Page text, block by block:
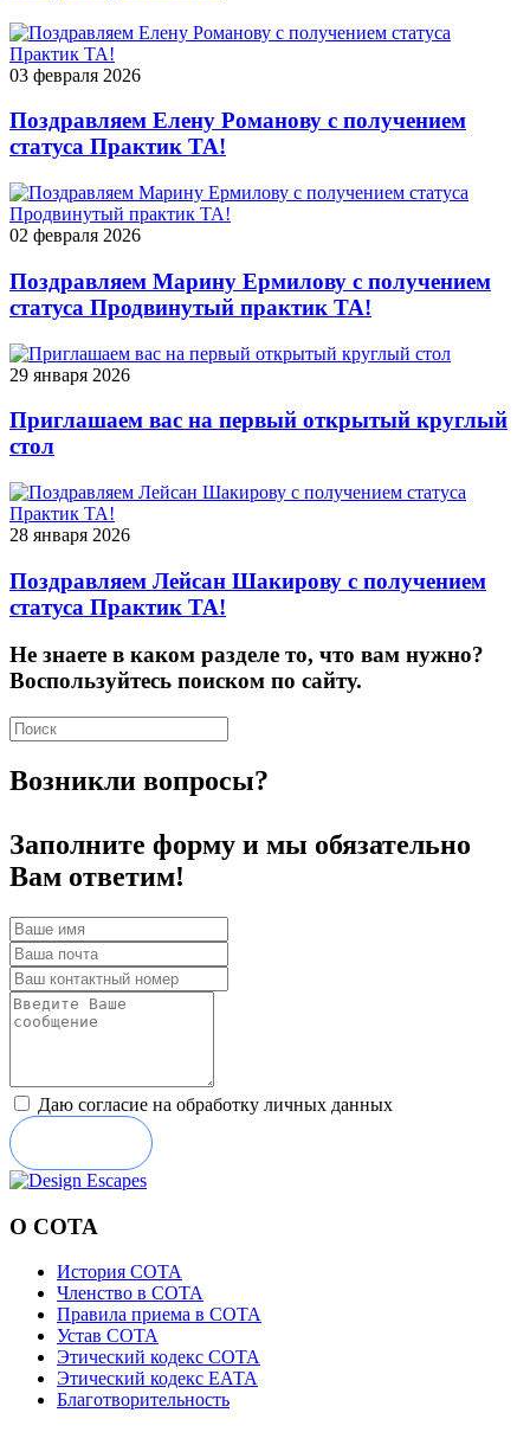
03 февраля 2026
Поздравляем Елену Романову с получением
статуса Практик ТА!
02 февраля 2026
Поздравляем Марину Ермилову с получением
статуса Продвинутый практик ТА!
29 января 2026
Приглашаем вас на первый открытый круглый
стол
28 января 2026
Поздравляем Лейсан Шакирову с получением
статуса Практик ТА!
Не знаете в каком разделе то, что вам нужно?
Воспользуйтесь поиском по сайту.
Возникли вопросы?
Заполните форму и мы обязательно
Вам ответим!
Даю согласие на обработку личных данных
О СОТА
История СОТА
Членство в СОТА
Правила приема в СОТА
Устав СОТА
Этический кодекс СОТА
Этический кодекс ЕАТА
Благотворительность